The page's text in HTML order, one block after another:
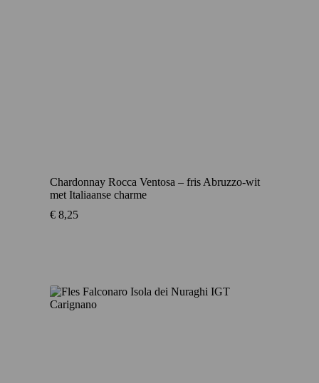
Chardonnay Rocca Ventosa – fris Abruzzo-wit
met Italiaanse charme
€ 8,25